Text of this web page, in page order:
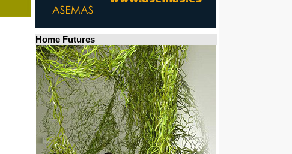
Home Futures